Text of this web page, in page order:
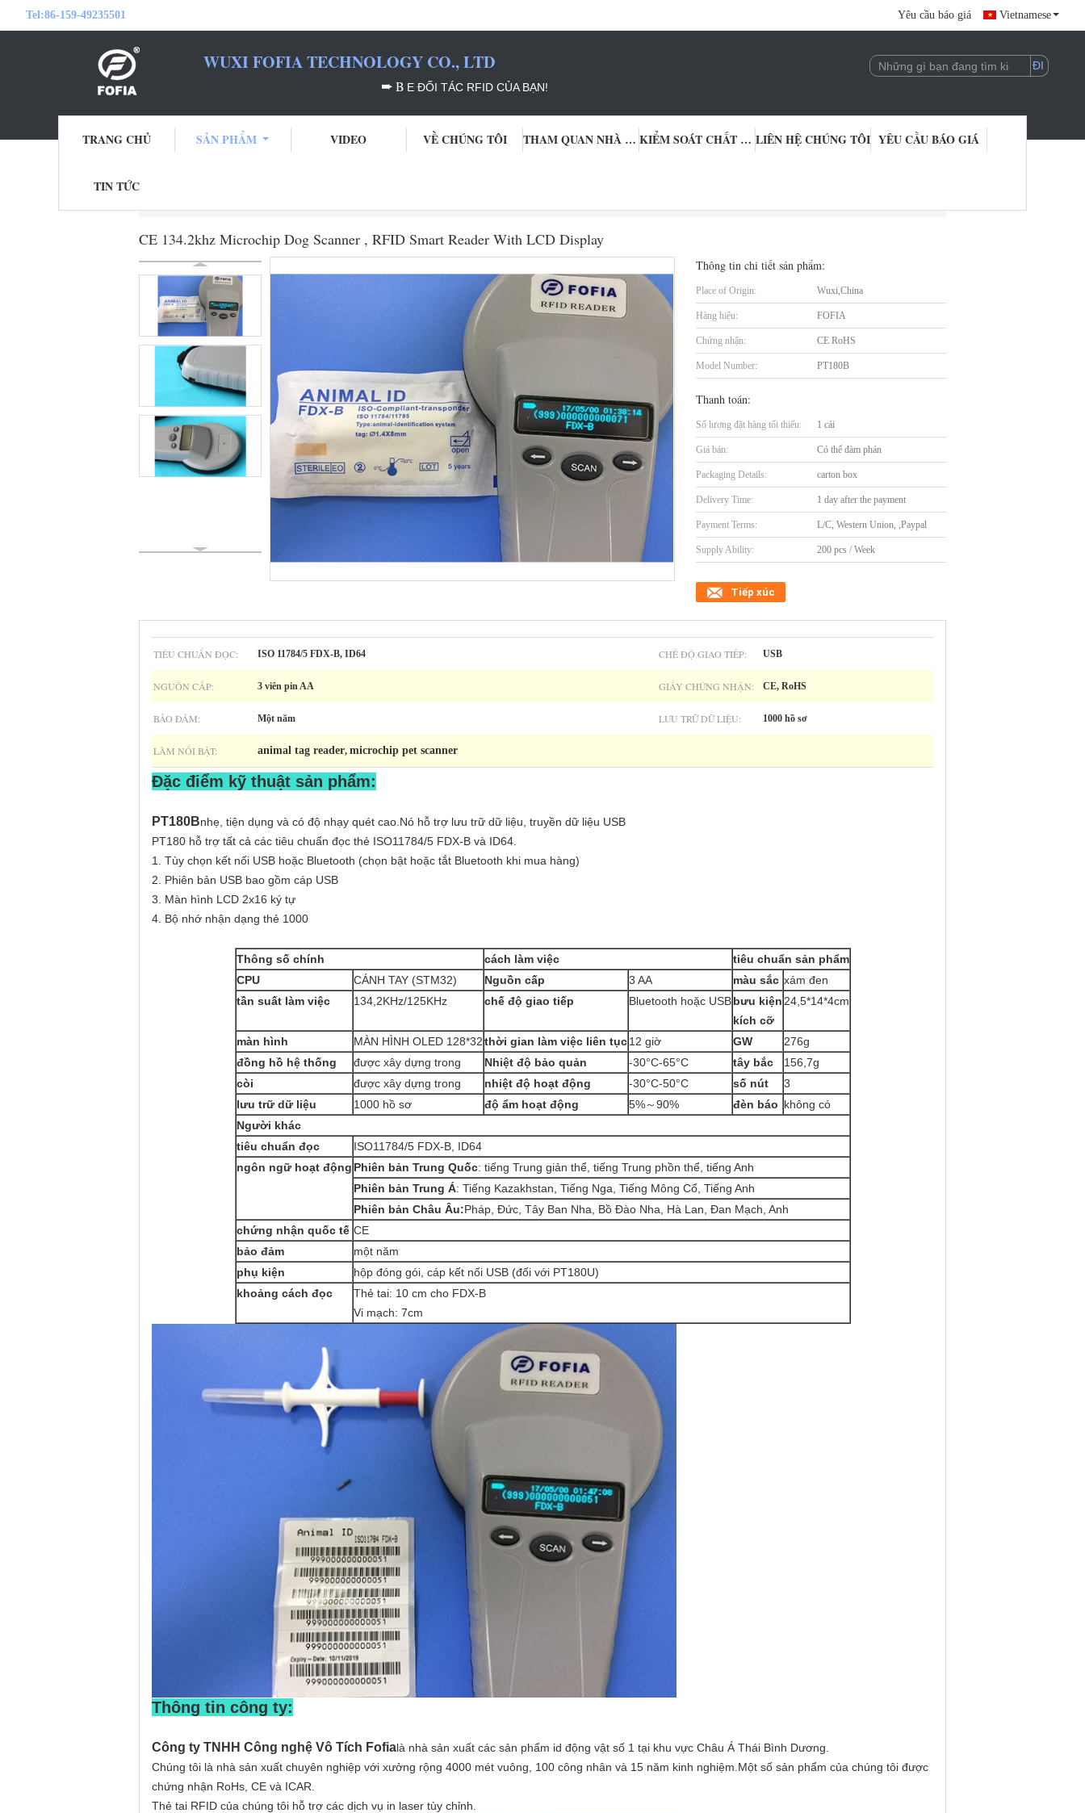
Tel:86-159-49235501 Yêu cầu báo giá Vietnamese
WUXI FOFIA TECHNOLOGY CO., LTD
➨B E ĐỐI TÁC RFID CỦA BẠN!
TRANG CHỦ SẢN PHẨM VIDEO VỀ CHÚNG TÔI THAM QUAN NHÀ MÁY KIỂM SOÁT CHẤT LƯỢNG LIÊN HỆ CHÚNG TÔI YÊU CẦU BÁO GIÁ
TIN TỨC
CE 134.2khz Microchip Dog Scanner , RFID Smart Reader With LCD Display
Thông tin chi tiết sản phẩm:
Place of Origin: Wuxi,China
Hàng hiệu: FOFIA
Chứng nhận: CE RoHS
Model Number: PT180B
Thanh toán:
Số lượng đặt hàng tối thiểu: 1 cái
Giá bán: Có thể đàm phán
Packaging Details: carton box
Delivery Time: 1 day after the payment
Payment Terms: L/C, Western Union, ,Paypal
Supply Ability: 200 pcs / Week
Tiếp xúc
TIÊU CHUẨN ĐỌC: ISO 11784/5 FDX-B, ID64 CHẾ ĐỘ GIAO TIẾP: USB
NGUỒN CẤP: 3 viên pin AA GIẤY CHỨNG NHẬN: CE, RoHS
BẢO ĐẢM: Một năm LƯU TRỮ DỮ LIỆU: 1000 hồ sơ
LÀM NỔI BẬT: animal tag reader, microchip pet scanner
Đặc điểm kỹ thuật sản phẩm:
PT180Bnhẹ, tiện dụng và có độ nhạy quét cao.Nó hỗ trợ lưu trữ dữ liệu, truyền dữ liệu USB
PT180 hỗ trợ tất cả các tiêu chuẩn đọc thẻ ISO11784/5 FDX-B và ID64.
1. Tùy chọn kết nối USB hoặc Bluetooth (chọn bật hoặc tắt Bluetooth khi mua hàng)
2. Phiên bản USB bao gồm cáp USB
3. Màn hình LCD 2x16 ký tự
4. Bộ nhớ nhận dạng thẻ 1000
Thông số chính cách làm việc
tiêu chuẩn sản phẩm
CPU
CÁNH TAY (STM32) Nguồn cấp 3 AA màu sắc xám đen
tần suất làm việc
134,2KHz/125KHz chế độ giao tiếp Bluetooth hoặc USB bưu kiện
kích cỡ
24,5*14*4cm
màn hình MÀN HÌNH OLED 128*32thời gian làm việc liên tục 12 giờ GW
276g
đồng hồ hệ thống
được xây dựng trong Nhiệt độ bảo quản -30°C-65°C tây bắc
156,7g
còi
được xây dựng trong nhiệt độ hoạt động -30°C-50°C số nút
3
lưu trữ dữ liệu
1000 hồ sơ độ ẩm hoạt động 5%～90% đèn báo không có
Người khác
tiêu chuẩn đọc
ISO11784/5 FDX-B, ID64
ngôn ngữ hoạt động Phiên bản Trung Quốc: tiếng Trung giản thể, tiếng Trung phồn thể, tiếng Anh
Phiên bản Trung Á: Tiếng Kazakhstan, Tiếng Nga, Tiếng Mông Cổ, Tiếng Anh
Phiên bản Châu Âu:Pháp, Đức, Tây Ban Nha, Bồ Đào Nha, Hà Lan, Đan Mạch, Anh
chứng nhận quốc tế CE
bảo đảm
một năm
phụ kiện
hộp đóng gói, cáp kết nối USB (đối với PT180U)
khoảng cách đọc
Thẻ tai: 10 cm cho FDX-B
Vi mạch: 7cm
Thông tin công ty:
Công ty TNHH Công nghệ Vô Tích Fofialà nhà sản xuất các sản phẩm id động vật số 1 tại khu vực Châu Á Thái Bình Dương.
Chúng tôi là nhà sản xuất chuyên nghiệp với xưởng rộng 4000 mét vuông, 100 công nhân và 15 năm kinh nghiệm.Một số sản phẩm của chúng tôi được
chứng nhận RoHs, CE và ICAR.
Thẻ tai RFID của chúng tôi hỗ trợ các dịch vụ in laser tùy chỉnh.